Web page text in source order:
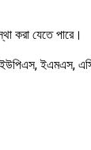
করা যেতে পারে।
ইউপিএস, ইএমএস,